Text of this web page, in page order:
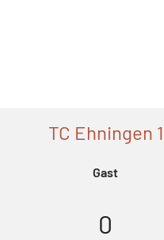
TC Ehningen 1
Gast
0